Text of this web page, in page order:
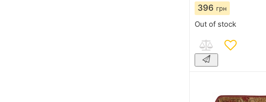
396 грн
Out of stock